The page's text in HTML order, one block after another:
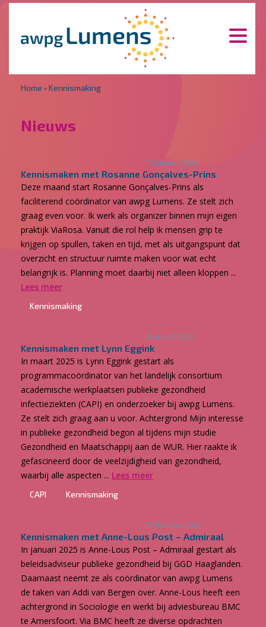
Home • Kennismaking
Nieuws
12 januari 2026
Kennismaken met Rosanne Gonçalves-Prins
Deze maand start Rosanne Gonçalves-Prins als
faciliterend coördinator van awpg Lumens. Ze stelt zich
graag even voor. Ik werk als organizer binnen mijn eigen
praktijk ViaRosa. Vanuit die rol help ik mensen grip te
krijgen op spullen, taken en tijd, met als uitgangspunt dat
overzicht en structuur ruimte maken voor wat echt
belangrijk is. Planning moet daarbij niet alleen kloppen ...
Lees meer
Kennismaking
26 maart 2025
Kennismaken met Lynn Eggink
In maart 2025 is Lynn Eggink gestart als
programmacoördinator van het landelijk consortium
academische werkplaatsen publieke gezondheid
infectieziekten (CAPI) en onderzoeker bij awpg Lumens.
Ze stelt zich graag aan u voor. Achtergrond Mijn interesse
in publieke gezondheid begon al tijdens mijn studie
Gezondheid en Maatschappij aan de WUR. Hier raakte ik
gefascineerd door de veelzijdigheid van gezondheid,
waarbij alle aspecten ... Lees meer
CAPI Kennismaking
27 februari 2025
Kennismaken met Anne-Lous Post – Admiraal
In januari 2025 is Anne-Lous Post – Admiraal gestart als
beleidsadviseur publieke gezondheid bij GGD Haaglanden.
Daarnaast neemt ze als coördinator van awpg Lumens
de taken van Addi van Bergen over. Anne-Lous heeft een
achtergrond in Sociologie en werkt bij adviesbureau BMC
te Amersfoort. Via BMC heeft ze diverse opdrachten